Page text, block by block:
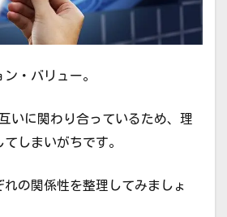
・バリュー。
いに関わり合っているため、理
しまいがちです。
の関係性を整理してみましょ